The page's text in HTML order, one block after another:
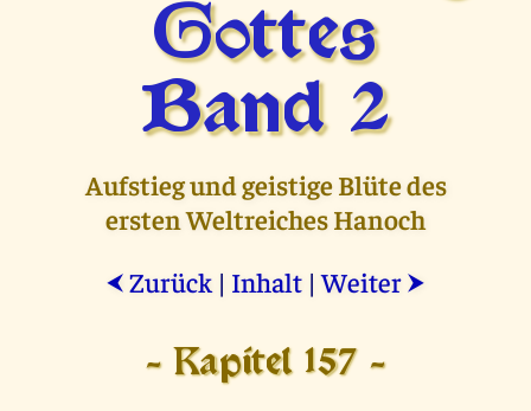
Gottes
Band 2
Aufstieg und geistige Blüte des
ersten Weltreiches Hanoch
⮜ Zurück | Inhalt |Weiter ⮞
- Kapitel 157 -